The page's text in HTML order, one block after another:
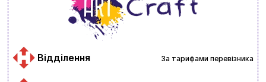
Відділення За тарифами перевізника